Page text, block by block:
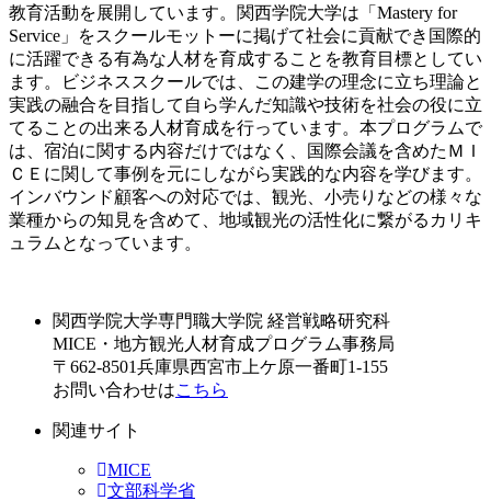
教育活動を展開しています。関西学院大学は「Mastery for
Service」をスクールモットーに掲げて社会に貢献でき国際的
に活躍できる有為な人材を育成することを教育目標としてい
ます。ビジネススクールでは、この建学の理念に立ち理論と
実践の融合を目指して自ら学んだ知識や技術を社会の役に立
てることの出来る人材育成を行っています。本プログラムで
は、宿泊に関する内容だけではなく、国際会議を含めたＭＩ
ＣＥに関して事例を元にしながら実践的な内容を学びます。
インバウンド顧客への対応では、観光、小売りなどの様々な
業種からの知見を含めて、地域観光の活性化に繋がるカリキ
ュラムとなっています。
関西学院大学専門職大学院 経営戦略研究科
MICE・地方観光人材育成プログラム事務局
〒662-8501兵庫県西宮市上ケ原一番町1-155
お問い合わせはこちら
関連サイト
MICE
文部科学省